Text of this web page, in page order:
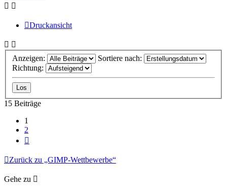
Druckansicht
Anzeigen:
Sortiere nach:
Richtung:
15 Beiträge
1
2
Zurück zu „GIMP-Wettbewerbe“
Gehe zu